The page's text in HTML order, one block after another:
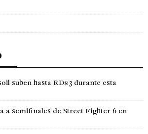
suben hasta RD$3 durante esta
a semifinales de Street Fighter 6 en